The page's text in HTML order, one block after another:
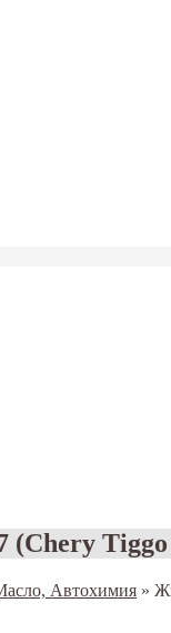
(Chery Tiggo
Автохимия »